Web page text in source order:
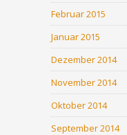
Februar 2015
Januar 2015
Dezember 2014
November 2014
Oktober 2014
September 2014